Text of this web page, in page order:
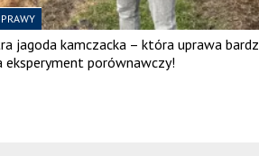
jagoda kamczacka – która uprawa
eksperyment porównawczy!